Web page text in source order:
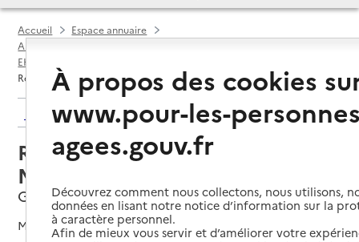
Accueil
Espace annuaire
Annuaire EHPAD et maisons de retraite
EHPAD par département
Résidence mutualiste Vigny Musset
Retour aux résultats de l'annuaire
Résidence mutualiste Vigny
Musset
Grenoble, ISERE
Mis à jour le11/02/2026
À propos des cookies
www.pour-les-
agees.gouv.fr
Découvrez comment nous collectons, nous utilisons,
données en lisant notre notice d’information sur la
à caractère personnel.
Afin de mieux vous servir et d’améliorer votre